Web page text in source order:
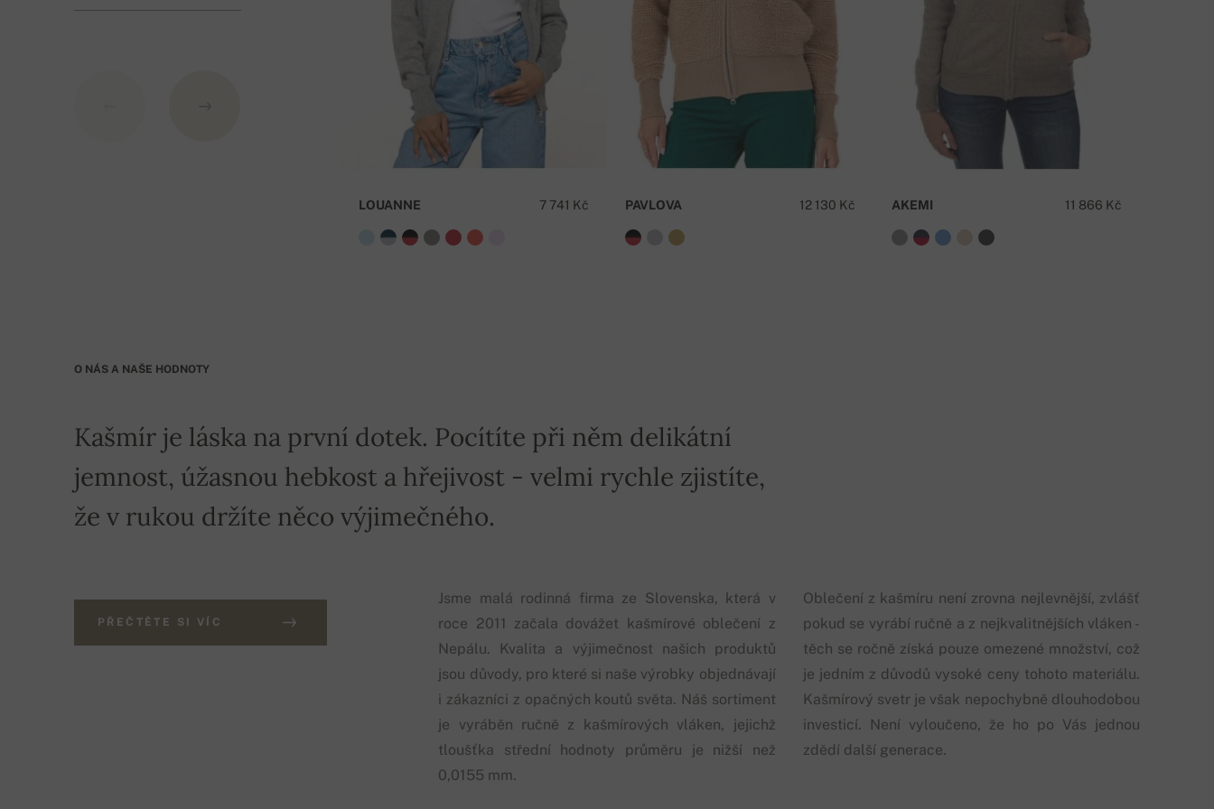
obvykle doručeno do 3-5 pracovních dnů od přijetí platby na náš účet -cena dopravy je 59 Kč MÁTE OTÁZKU K PRODUKTU?
NAPIŠTE NÁM
7 741 Kč
LOUANNE 12 130 Kč
PAVLOVA 11 866 Kč
AKEMI
O NÁS A NAŠE HODNOTY
Kašmír je láska na první dotek. Pocítíte při něm delikátní
jemnost, úžasnou hebkost a hřejivost - velmi rychle zjistíte,
že v rukou držíte něco výjimečného.
Jsme malá rodinná firma ze Slovenska, která v
roce 2011 začala dovážet kašmírové oblečení z
Nepálu. Kvalita a výjimečnost našich produktů
jsou důvody, pro které si naše výrobky objednávají
i zákazníci z opačných koutů světa. Náš sortiment
je vyráběn ručně z kašmírových vláken, jejichž
tloušťka střední hodnoty průměru je nižší než
0,0155 mm.
Oblečení z kašmíru není zrovna nejlevnější, zvlášť
pokud se vyrábí ručně a z nejkvalitnějších vláken -
těch se ročně získá pouze omezené množství, což
je jedním z důvodů vysoké ceny tohoto materiálu.
Kašmírový svetr je však nepochybně dlouhodobou
investicí. Není vyloučeno, že ho po Vás jednou
zdědí další generace.
PŘEČTĚTE SI VÍC